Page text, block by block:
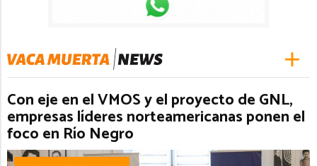
Con eje en el VMOS y el proyecto de GNL,
empresas líderes norteamericanas ponen el
foco en Río Negro